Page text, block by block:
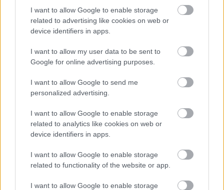
I want to allow Google to enable storage
related to advertising like cookies on web or
device identifiers in apps.
I want to allow my user data to be sent to
Google for online advertising purposes.
I want to allow Google to send me
personalized advertising.
I want to allow Google to enable storage
related to analytics like cookies on web or
device identifiers in apps.
I want to allow Google to enable storage
related to functionality of the website or app.
I want to allow Google to enable storage
M1 bővítés: már zajlik a teljesen új
Bicske Kelet csomópont építése
Új gyalogosátkelők és jelzőlámpás
Másfélszeresére bővítik
Hódmezővásárhely jó hírű református
iskoláját
Flórián téri felüljárón